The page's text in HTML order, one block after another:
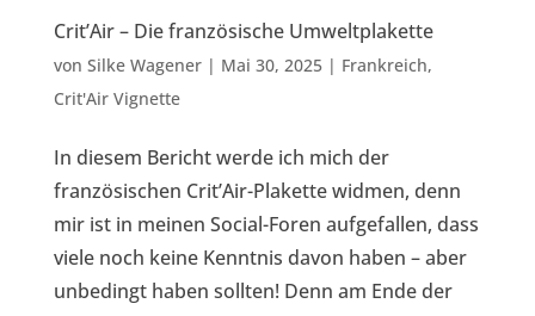
Crit’Air – Die französische Umweltplakette
von Silke Wagener| Mai 30, 2025| Frankreich,
Crit'Air Vignette
In diesem Bericht werde ich mich der
französischen Crit’Air-Plakette widmen, denn
mir ist in meinen Social-Foren aufgefallen, dass
viele noch keine Kenntnis davon haben – aber
unbedingt haben sollten! Denn am Ende der